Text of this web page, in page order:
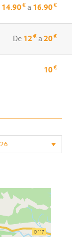
14.90€a16.90€
De12€a20€
10€